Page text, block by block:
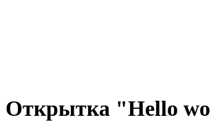
Открытка "Hello